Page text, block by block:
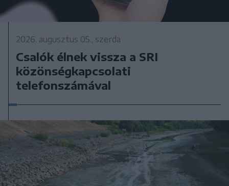
2026. augusztus 05., szerda
Csalók élnek vissza a SRI
közönségkapcsolati
telefonszámával